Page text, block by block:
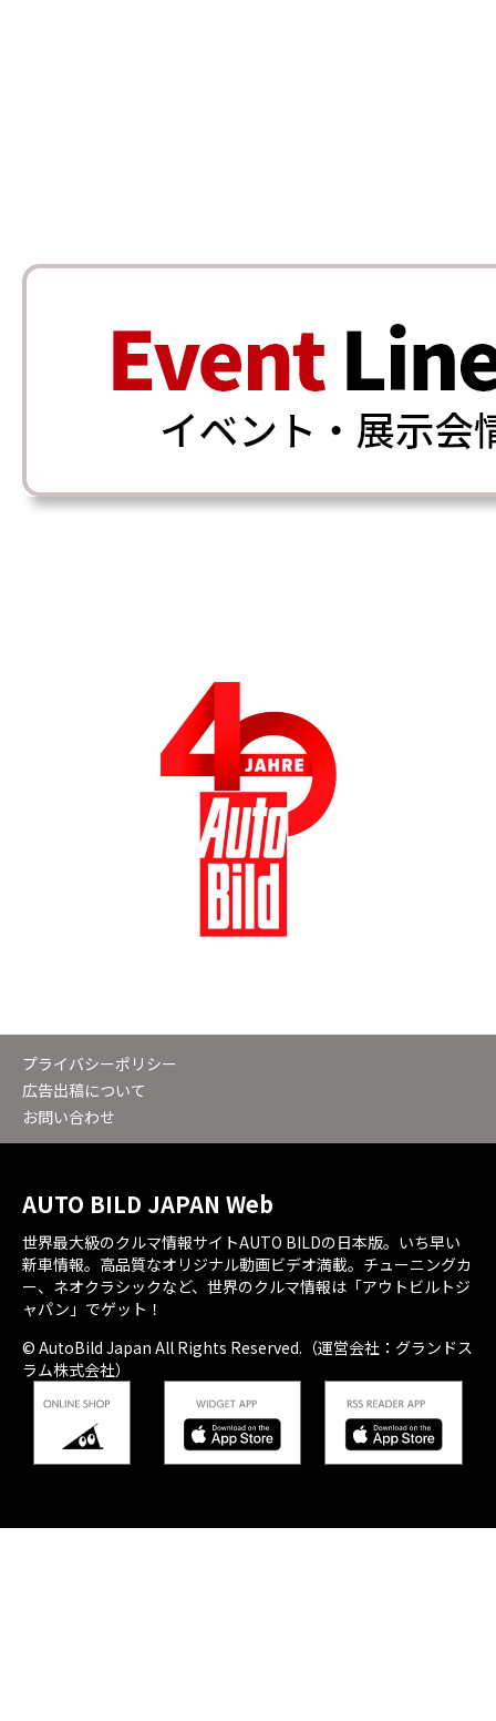
プライバシーポリシー
広告出稿について
お問い合わせ
AUTO BILD JAPAN Web
世界最大級のクルマ情報サイトAUTO BILDの日本版。いち早い
新車情報。高品質なオリジナル動画ビデオ満載。チューニングカ
ー、ネオクラシックなど、世界のクルマ情報は「アウトビルトジ
ャパン」でゲット！
© AutoBild Japan All Rights Reserved.（運営会社：グランドス
ラム株式会社）